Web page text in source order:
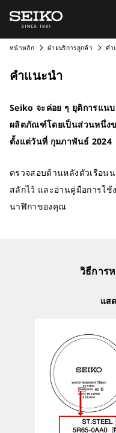
หน้าหลัก ฝ่ายบริการลูกค้า คำ
คำแนะนำ
Seiko จะค่อย ๆ ยุติการแน
ผลิตภัณฑ์โดยเป็นส่วนหนึ่งข
ตั้งแต่วันที่ กุมภาพันธ์ 2024
ตรวจสอบด้านหลังตัวเรือน
สลักไว้ และอ่านคู่มือการใ
นาฬิกาของคุณ
วิธีการ
แส